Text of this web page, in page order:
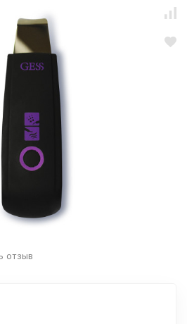
отзыв